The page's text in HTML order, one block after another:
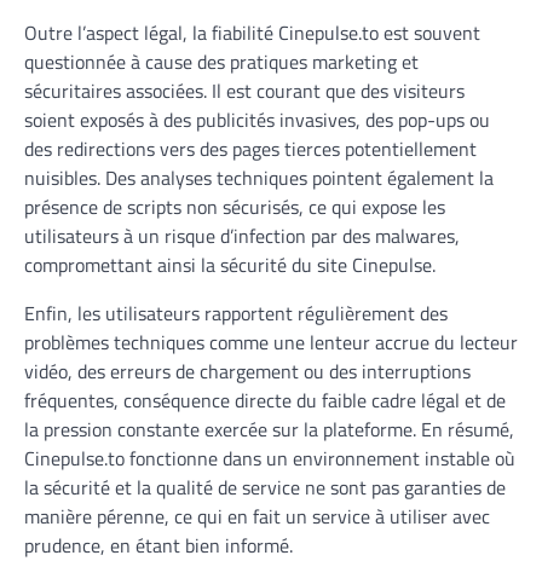
Outre l’aspect légal, la fiabilité Cinepulse.to est souvent
questionnée à cause des pratiques marketing et
sécuritaires associées. Il est courant que des visiteurs
soient exposés à des publicités invasives, des pop-ups ou
des redirections vers des pages tierces potentiellement
nuisibles. Des analyses techniques pointent également la
présence de scripts non sécurisés, ce qui expose les
utilisateurs à un risque d’infection par des malwares,
compromettant ainsi la sécurité du site Cinepulse.
Enfin, les utilisateurs rapportent régulièrement des
problèmes techniques comme une lenteur accrue du lecteur
vidéo, des erreurs de chargement ou des interruptions
fréquentes, conséquence directe du faible cadre légal et de
la pression constante exercée sur la plateforme. En résumé,
Cinepulse.to fonctionne dans un environnement instable où
la sécurité et la qualité de service ne sont pas garanties de
manière pérenne, ce qui en fait un service à utiliser avec
prudence, en étant bien informé.